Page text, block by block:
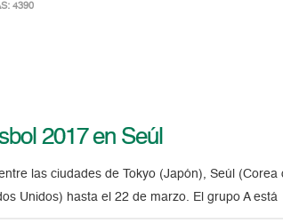
4390
2017 en Seúl
las ciudades de Tokyo (Japón), Seúl (Corea
Unidos) hasta el 22 de marzo. El grupo A está